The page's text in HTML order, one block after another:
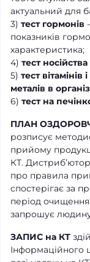
актуальний для
3) тест гормонів
показників
характеристика;
4) тест
5) тест
металів в
6) тест на
ПЛАН
розписує
прийому
КТ.
про правила
спостерігає за
період
запрошує
ЗАПИС на КТ
Інформаційного